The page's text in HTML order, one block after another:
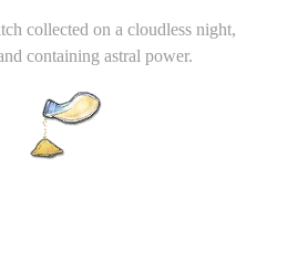
collected on a cloudless night,
containing astral power.